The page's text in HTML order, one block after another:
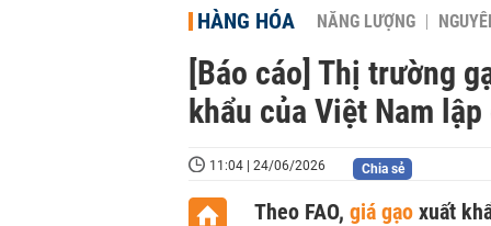
HÀNG HÓA NĂNG LƯỢNG
[Báo cáo] Thị trường
khẩu của Việt Nam
11:04 | 24/06/2026 Chia sẻ
Theo FAO, giá gạo xuất